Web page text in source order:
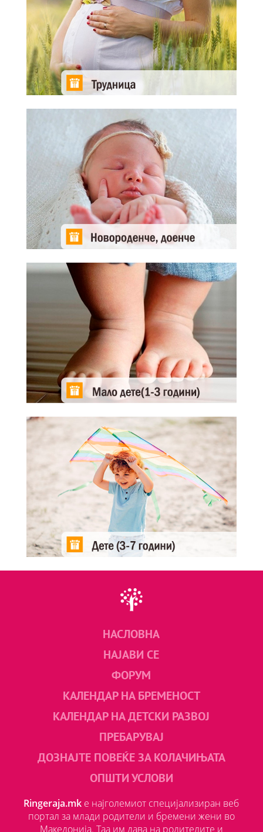
НАСЛОВНА
НАЈАВИ СЕ
ФОРУМ
КАЛЕНДАР НА БРЕМЕНОСТ
КАЛЕНДАР НА ДЕТСКИ РАЗВОЈ
ПРЕБАРУВАЈ
ДОЗНАЈТЕ ПОВЕЌЕ ЗА КОЛАЧИЊАТА
ОПШТИ УСЛОВИ
Ringeraja.mk е најголемиот специјализиран веб
портал за млади родители и бремени жени во
Македонија. Таа им дава на родителите и